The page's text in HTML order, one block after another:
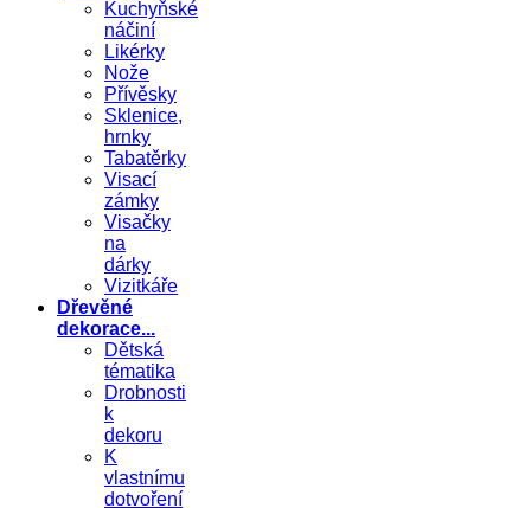
Kuchyňské
náčiní
Likérky
Nože
Přívěsky
Sklenice,
hrnky
Tabatěrky
Visací
zámky
Visačky
na
dárky
Vizitkáře
Dřevěné
dekorace...
Dětská
tématika
Drobnosti
k
dekoru
K
vlastnímu
dotvoření